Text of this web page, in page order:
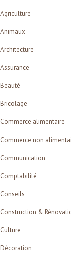
Agriculture
Animaux
Architecture
Assurance
Beauté
Bricolage
Commerce alimentaire
Commerce non
Communication
Comptabilité
Conseils
Construction &
Culture
Décoration